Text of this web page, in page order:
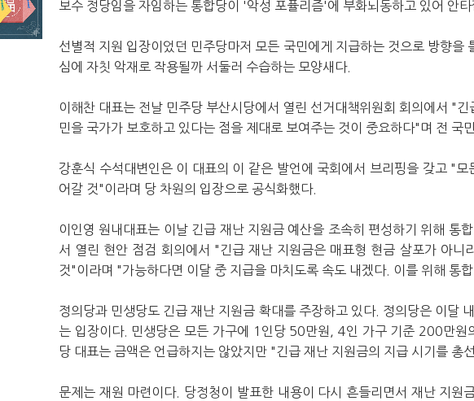
보수 정당임을 자임하는 통합당이 '악성 포퓰리즘'에 부화뇌동하고 있어 안
선별적 지원 입장이었던 민주당마저 모든 국민에게 지급하는 것으로 방향을
심에 자칫 악재로 작용될까 서둘러 수습하는 모양새다.
이해찬 대표는 전날 민주당 부산시당에서 열린 선거대책위원회 회의에서 "
민을 국가가 보호하고 있다는 점을 제대로 보여주는 것이 중요하다"며 전 국
강훈식 수석대변인은 이 대표의 이 같은 발언에 국회에서 브리핑을 갖고 " 모
어갈 것"이라며 당 차원의 입장으로 공식화했다.
이인영 원내대표는 이날 긴급 재난 지원금 예산을 조속히 편성하기 위해 통
서 열린 현안 점검 회의에서 "긴급 재난 지원금은 매표형 현금 살포가 아니
것"이라며 "가능하다면 이달 중 지급을 마치도록 속도 내겠다. 이를 위해 통
정의당과 민생당도 긴급 재난 지원금 확대를 주장하고 있다. 정의당은 이달
는 입장이다. 민생당은 모든 가구에 1인당 50만원, 4인 가구 기준 200만원
당 대표는 금액은 언급하지는 않았지만 "긴급 재난 지원금의 지급 시기를 총
문제는 재원 마련이다. 당정청이 발표한 내용이 다시 흔들리면서 재난 지원